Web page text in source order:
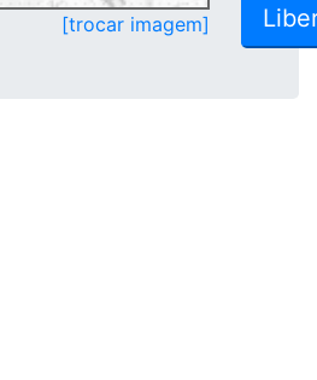
[trocar imagem]